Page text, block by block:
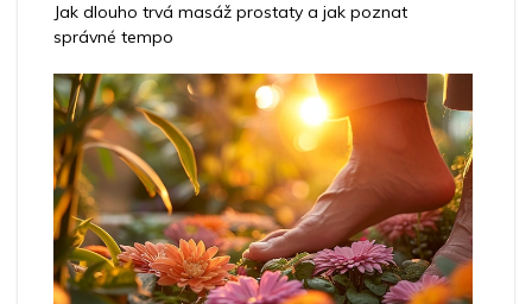
Jak dlouho trvá masáž prostaty a jak poznat
správné tempo